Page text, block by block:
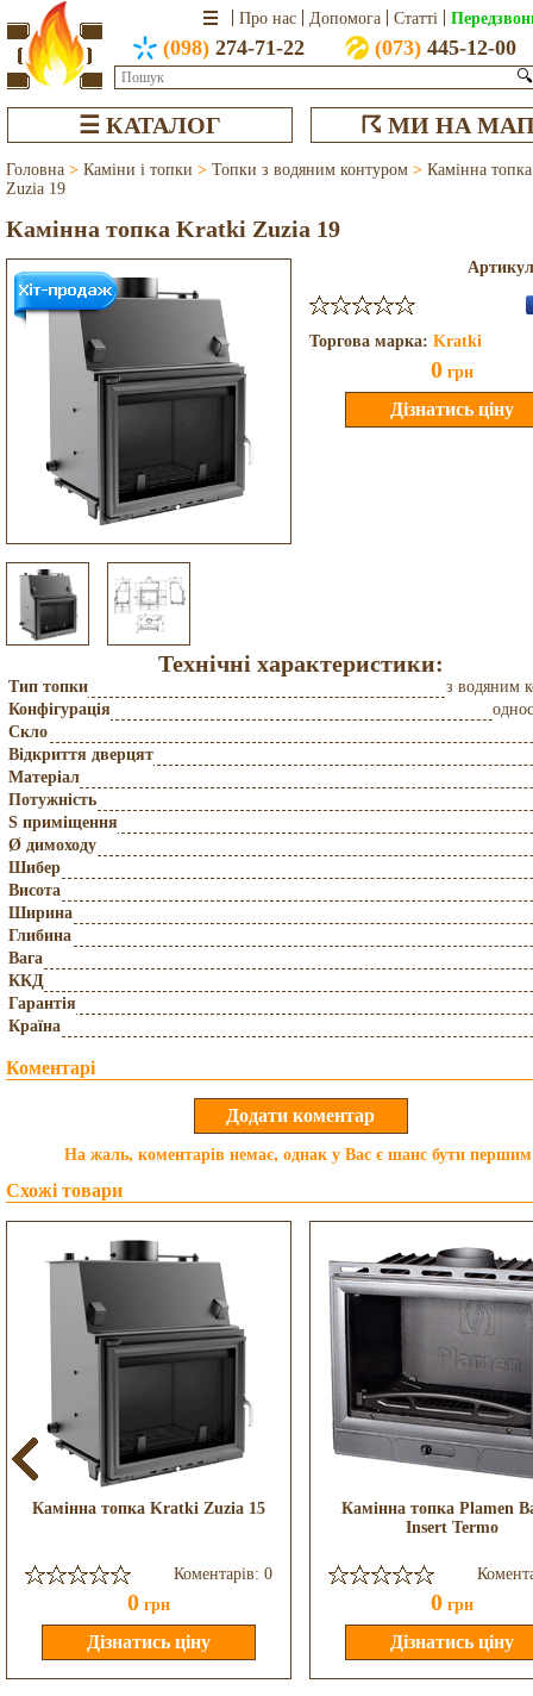
Про нас Допомога Статті
(098) 274-71-22 (073)445-12-00
🔍
☰ КАТАЛОГ ☈ МИ НА
Головна > Каміни і топки > Топки з водяним контуром > Камінна
Zuzia 19
Камінна топка Kratki Zuzia 19
Торгова марка: Kratki
0 грн
Технічні характеристики:
Тип топки
з водяним
Конфігурація
Скло
Відкриття дверцят
Матеріал
Потужність
S приміщення
Ø димоходу
Шибер
Висота
Ширина
Глибина
Вага
ККД
Гарантія
Країна
Коментарі
На жаль, коментарів немає, однак у Вас є шанс бути
Схожі товари
Камінна топка Kratki Zuzia 15
Коментарів: 0
0 грн
Камінна топка Plamen
Insert Termo
0 грн